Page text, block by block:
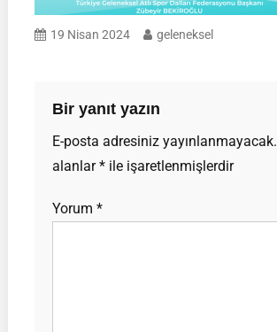
19 Nisan 2024 geleneksel
Bir yanıt yazın
E-posta adresiniz yayınlanmayacak.
alanlar*ile işaretlenmişlerdir
Yorum *